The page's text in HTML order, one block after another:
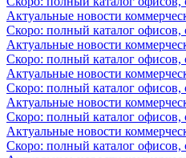
Актуальные новости
Скоро: полный каталог
Актуальные новости
Скоро: полный каталог
Актуальные новости
Скоро: полный каталог
Актуальные новости
Скоро: полный каталог
Актуальные новости
Скоро: полный каталог